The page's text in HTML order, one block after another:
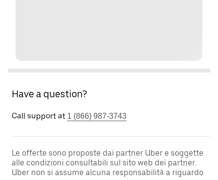
Have a question?
Call support at 1 (866) 987-3743
Le offerte sono proposte dai partner Uber e soggette
alle condizioni consultabili sul sito web dei partner.
Uber non si assume alcuna responsabilità a riguardo